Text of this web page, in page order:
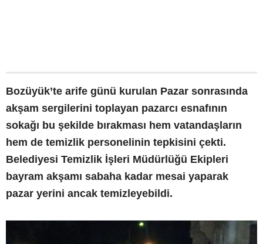
Bozüyük’te arife günü kurulan Pazar sonrasında
akşam sergilerini toplayan pazarcı esnafının
sokağı bu şekilde bırakması hem vatandaşların
hem de temizlik personelinin tepkisini çekti.
Belediyesi Temizlik İşleri Müdürlüğü Ekipleri
bayram akşamı sabaha kadar mesai yaparak
pazar yerini ancak temizleyebildi.